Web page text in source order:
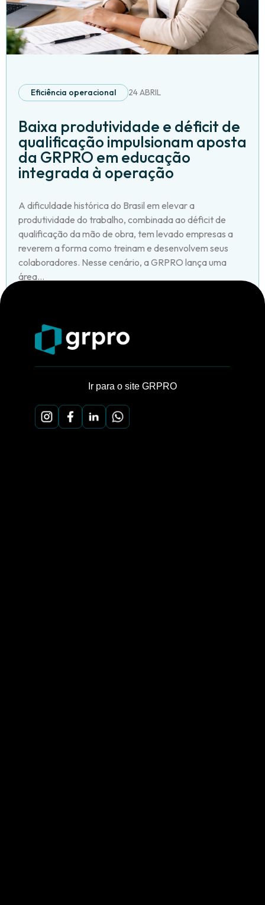
Eficiência operacional 24 ABRIL
Baixa produtividade e déficit de
qualificação impulsionam aposta
da GRPRO em educação
integrada à operação
A dificuldade histórica do Brasil em elevar a
produtividade do trabalho, combinada ao déficit de
qualificação da mão de obra, tem levado empresas a
reverem a forma como treinam e desenvolvem seus
colaboradores. Nesse cenário, a GRPRO lança uma
área...
Ir para o site GRPRO